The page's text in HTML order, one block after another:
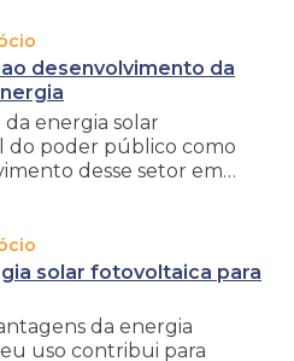
desenvolvimento da
energia solar
do poder público como
desse setor em
solar fotovoltaica para
da energia
uso contribui para